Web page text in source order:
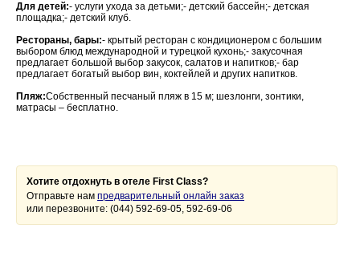
Для детей:- услуги ухода за детьми;- детский бассейн;- детская
площадка;- детский клуб.
Рестораны, бары:- крытый ресторан с кондиционером с большим
выбором блюд международной и турецкой кухонь;- закусочная
предлагает большой выбор закусок, салатов и напитков;- бар
предлагает богатый выбор вин, коктейлей и других напитков.
Пляж:Собственный песчаный пляж в 15 м; шезлонги, зонтики,
матрасы – бесплатно.
Хотите отдохнуть в отеле First Class?
Отправьте нам предварительный онлайн заказ
или перезвоните: (044) 592-69-05, 592-69-06